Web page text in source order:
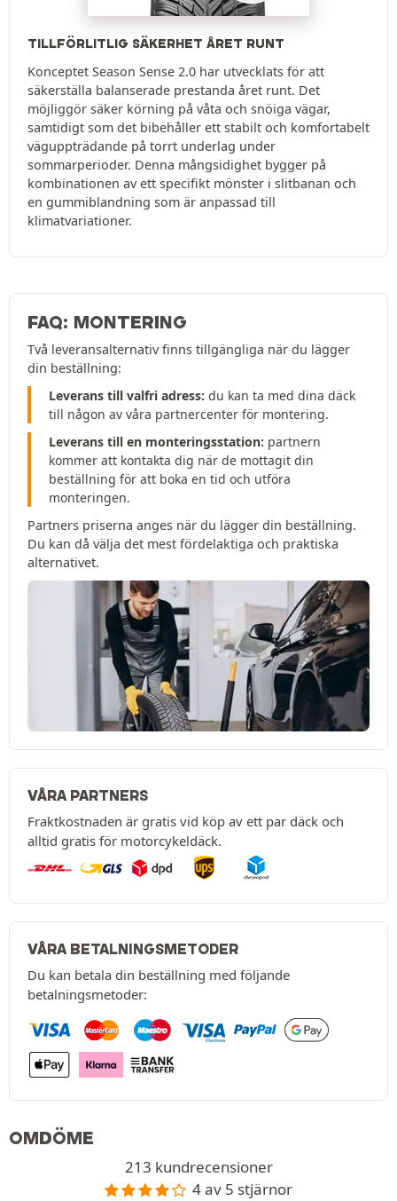
TILLFÖRLITLIG SÄKERHET ÅRET RUNT
Konceptet Season Sense 2.0 har utvecklats för att
säkerställa balanserade prestanda året runt. Det
möjliggör säker körning på våta och snöiga vägar,
samtidigt som det bibehåller ett stabilt och komfortabelt
väguppträdande på torrt underlag under
sommarperioder. Denna mångsidighet bygger på
kombinationen av ett specifikt mönster i slitbanan och
en gummiblandning som är anpassad till
klimatvariationer.
FAQ: MONTERING
Två leveransalternativ finns tillgängliga när du lägger
din beställning:
Leverans till valfri adress: du kan ta med dina däck
till någon av våra partnercenter för montering.
Leverans till en monteringsstation: partnern
kommer att kontakta dig när de mottagit din
beställning för att boka en tid och utföra
monteringen.
Partners priserna anges när du lägger din beställning.
Du kan då välja det mest fördelaktiga och praktiska
alternativet.
VÅRA PARTNERS
Fraktkostnaden är gratis vid köp av ett par däck och
alltid gratis för motorcykeldäck.
VÅRA BETALNINGSMETODER
Du kan betala din beställning med följande
betalningsmetoder:
OMDÖME
213 kundrecensioner
4 av 5 stjärnor